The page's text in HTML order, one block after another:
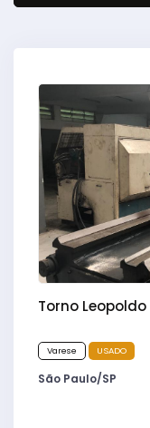
Torno
Varese USADO
São Paulo/SP